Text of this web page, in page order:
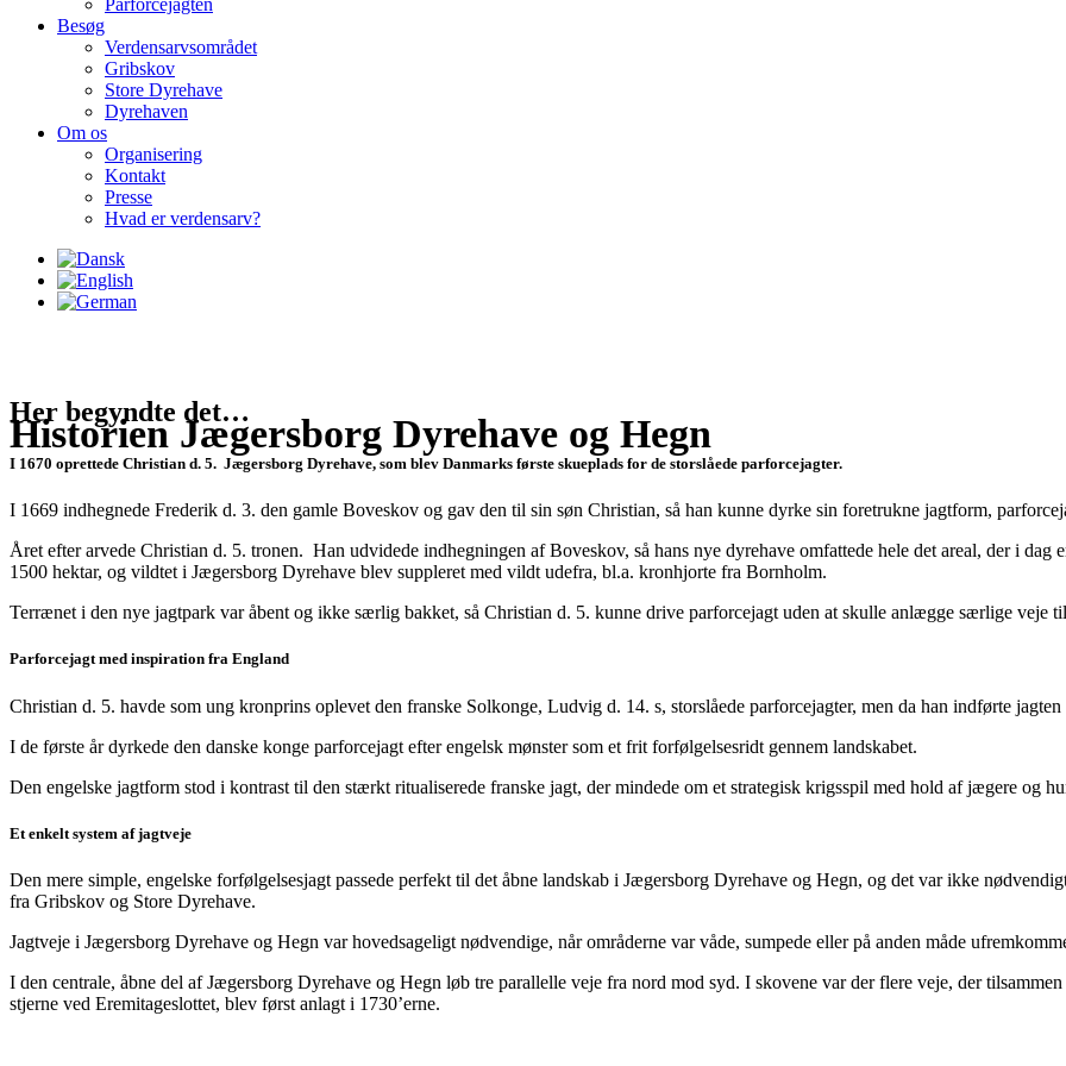
Parforcejagten
Besøg
Verdensarvsområdet
Gribskov
Store Dyrehave
Dyrehaven
Om os
Organisering
Kontakt
Presse
Hvad er verdensarv?
HistorienJægersborg Dyrehave og Hegn
Her begyndte det…
I 1670 oprettede Christian d. 5. Jægersborg Dyrehave, som blev Danmarks første skueplads for de storslåede parforcejagter.
I 1669 indhegnede Frederik d. 3. den gamle Boveskov og gav den til sin søn Christian, så han kunne dyrke sin foretrukne jagtform,
Året efter arvede Christian d. 5. tronen. Han udvidede indhegningen af Boveskov, så hans nye dyrehave omfattede hele det areal, der i
1500 hektar, og vildtet i Jægersborg Dyrehave blev suppleret med vildt udefra, bl.a. kronhjorte fra Bornholm.
Terrænet i den nye jagtpark var åbent og ikke særlig bakket, så Christian d. 5. kunne drive parforcejagt uden at skulle anlægge særlige veje
Parforcejagt med inspiration fra England
Christian d. 5. havde som ung kronprins oplevet den franske Solkonge, Ludvig d. 14. s, storslåede parforcejagter, men da han indførte
I de første år dyrkede den danske konge parforcejagt efter engelsk mønster som et frit forfølgelsesridt gennem landskabet.
Den engelske jagtform stod i kontrast til den stærkt ritualiserede franske jagt, der mindede om et strategisk krigsspil med hold af jægere og
Et enkelt system af jagtveje
Den mere simple, engelske forfølgelsesjagt passede perfekt til det åbne landskab i Jægersborg Dyrehave og Hegn, og det var ikke
fra Gribskov og Store Dyrehave.
Jagtveje i Jægersborg Dyrehave og Hegn var hovedsageligt nødvendige, når områderne var våde, sumpede eller på anden måde
I den centrale, åbne del af Jægersborg Dyrehave og Hegn løb tre parallelle veje fra nord mod syd. I skovene var der flere veje, der
stjerne ved Eremitageslottet, blev først anlagt i 1730’erne.